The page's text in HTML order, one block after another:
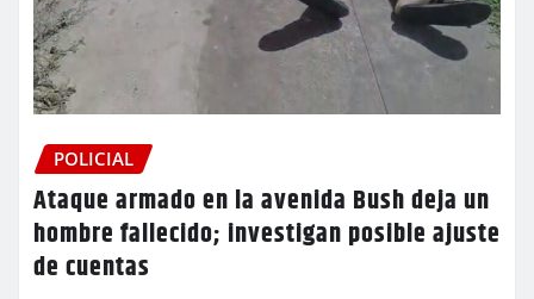
POLICIAL
Ataque armado en la avenida Bush deja un
hombre fallecido; investigan posible ajuste
de cuentas